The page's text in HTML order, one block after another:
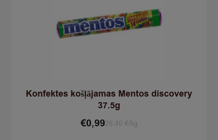
Konfektes košļājamas Mentos discovery
37.5g
€0,9926.40 €/kg